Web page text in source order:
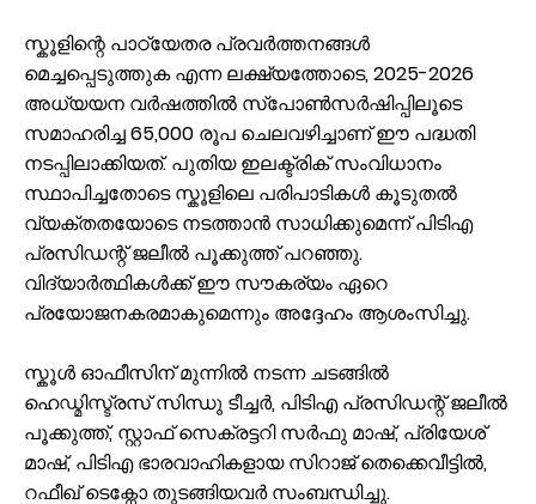
സ്കൂളിന്റെ പാഠ്യേതര പ്രവർത്തനങ്ങൾ
മെച്ചപ്പെടുത്തുക എന്ന ലക്ഷ്യത്തോടെ, 2025-2026
അധ്യയന വർഷത്തിൽ സ്പോൺസർഷിപ്പിലൂടെ
സമാഹരിച്ച 65,000 രൂപ ചെലവഴിച്ചാണ് ഈ പദ്ധതി
നടപ്പിലാക്കിയത്. പുതിയ ഇലക്ട്രിക് സംവിധാനം
സ്ഥാപിച്ചതോടെ സ്കൂളിലെ പരിപാടികൾ കൂടുതൽ
വ്യക്തതയോടെ നടത്താൻ സാധിക്കുമെന്ന് പിടിഎ
പ്രസിഡന്റ് ജലീൽ പൂക്കുത്ത് പറഞ്ഞു.
വിദ്യാർത്ഥികൾക്ക് ഈ സൗകര്യം ഏറെ
പ്രയോജനകരമാകുമെന്നും അദ്ദേഹം ആശംസിച്ചു.
സ്കൂൾ ഓഫീസിന് മുന്നിൽ നടന്ന ചടങ്ങിൽ
ഹെഡ്മിസ്ട്രസ് സിന്ധു ടീച്ചർ, പിടിഎ പ്രസിഡന്റ് ജലീൽ
പൂക്കുത്ത്, സ്റ്റാഫ് സെക്രട്ടറി സർഫു മാഷ്, പ്രിയേശ്
മാഷ്, പിടിഎ ഭാരവാഹികളായ സിറാജ് തെക്കെവീട്ടിൽ,
റഫീഖ് ടെക്നോ തുടങ്ങിയവർ സംബന്ധിച്ചു.